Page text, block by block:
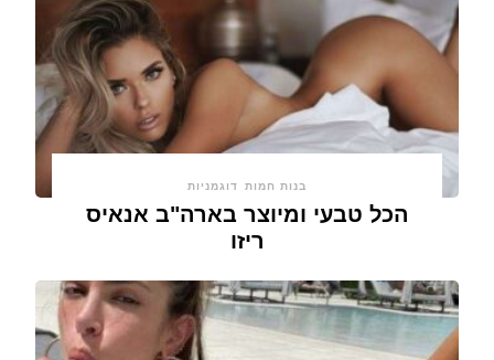
בנות חמות דוגמניות
הכל טבעי ומיוצר בארה"ב אנאיס
ריזו